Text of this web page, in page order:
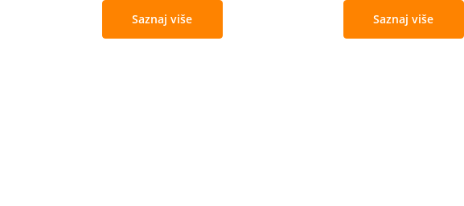
Saznaj više Saznaj više